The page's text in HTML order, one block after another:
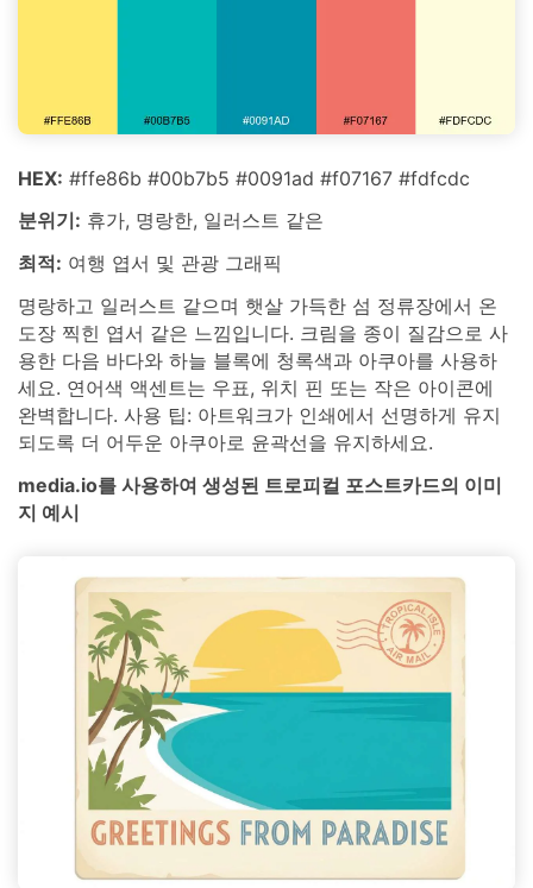
HEX: #ffe86b #00b7b5 #0091ad #f07167 #fdfcdc
분위기: 휴가, 명랑한, 일러스트 같은
최적: 여행 엽서 및 관광 그래픽
명랑하고 일러스트 같으며 햇살 가득한 섬 정류장에서 온
도장 찍힌 엽서 같은 느낌입니다. 크림을 종이 질감으로 사
용한 다음 바다와 하늘 블록에 청록색과 아쿠아를 사용하
세요. 연어색 액센트는 우표, 위치 핀 또는 작은 아이콘에
완벽합니다. 사용 팁: 아트워크가 인쇄에서 선명하게 유지
되도록 더 어두운 아쿠아로 윤곽선을 유지하세요.
media.io를 사용하여 생성된 트로피컬 포스트카드의 이미
지 예시